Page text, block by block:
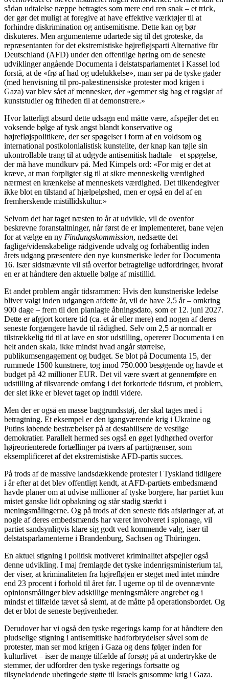
sådan udtalelse næppe betragtes som mere end ren snak – et trick,
der gør det muligt at foregive at have effektive værktøjer til at
forhindre diskrimination og antisemitisme. Dette kan og bør
diskuteres. Men argumenterne udartede sig til det groteske, da
repræsentanten for det ekstremistiske højrefløjsparti Alternative für
Deutschland (AFD) under den offentlige høring om de seneste
udviklinger angående Documenta i delstatsparlamentet i Kassel lod
forstå, at de «frø af had og udelukkelse», man ser på de tyske gader
(med henvisning til pro-palæstinensiske protester mod krigen i
Gaza) var blev sået af mennesker, der «gemmer sig bag et røgslør af
kunststudier og friheden til at demonstrere.»
Hvor latterligt absurd dette udsagn end måtte være, afspejler det en
voksende bølge af tysk angst blandt konservative og
højrefløjspolitikere, der ser spøgelser i form af en voldsom og
international postkolonialistisk kunstelite, der knap kan tøjle sin
ukontrollable trang til at udgyde antisemitisk hadtale – et spøgelse,
der må have mundkurv på. Med Kimpels ord: «For mig er det at
kræve, at man forpligter sig til at sikre menneskelig værdighed
nærmest en krænkelse af menneskets værdighed. Det tilkendegiver
ikke blot en tilstand af hjælpeløshed, men er også en del af en
fremherskende mistillidskultur.»
Selvom det har taget næsten to år at udvikle, vil de ovenfor
beskrevne foranstaltninger, når først de er implementeret, bane vejen
for at vælge en ny Findungskommission, nedsætte det
faglige/videnskabelige rådgivende udvalg og forhåbentlig inden
årets udgang præsentere den nye kunstneriske leder for Documenta
16. Især sidstnævnte vil stå overfor betragtelige udfordringer, hvoraf
en er at håndtere den aktuelle bølge af mistillid.
Et andet problem angår tidsrammen: Hvis den kunstneriske ledelse
bliver valgt inden udgangen af ​​dette år, vil de have 2,5 år – omkring
900 dage – frem til den planlagte åbningsdato, som er 12. juni 2027.
Dette er afgjort kortere tid (ca. et år eller mere) end nogen af ​​deres
seneste forgængere havde til rådighed. Selv om 2,5 år normalt er
tilstrækkelig tid til at lave en stor udstilling, opererer Documenta i en
helt anden skala, ikke mindst hvad angår størrelse,
publikumsengagement og budget. Se blot på Documenta 15, der
rummede 1500 kunstnere, tog imod 750.000 besøgende og havde et
budget på 42 millioner EUR. Det vil være svært at gennemføre en
udstilling af tilsvarende omfang i det forkortede tidsrum, et problem,
der slet ikke er blevet taget op indtil videre.
Men der er også en masse baggrundsstøj, der skal tages med i
betragtning. Et eksempel er den igangværende krig i Ukraine og
Putins løbende bestræbelser på at destabilisere de vestlige
demokratier. Parallelt hermed ses også en øget lydhørhed overfor
højreorienterede fortællinger på tværs af partigrænser, som
eksemplificeret af det ekstremistiske AFD-partis succes.
På trods af de massive landsdækkende protester i Tyskland tidligere
i år efter at det blev offentligt kendt, at AFD-partiets embedsmænd
havde planer om at udvise millioner af tyske borgere, har partiet kun
mistet ganske lidt opbakning og står stadig stærkt i
meningsmålingerne. Og på trods af den seneste tids afsløringer af, at
nogle af deres embedsmænds har været involveret i spionage, vil
partiet sandsynligvis klare sig godt ved kommende valg, især til
delstatsparlamenterne i Brandenburg, Sachsen og Thüringen.
En aktuel stigning i politisk motiveret kriminalitet afspejler også
denne udvikling. I maj fremlagde det tyske indenrigsministerium tal,
der viser, at kriminaliteten fra højrefløjen er steget med intet mindre
end 23 procent i forhold til året før. I ugerne op til de ovennævnte
opinionsmålinger blev adskillige meningsmålere angrebet og i
mindst et tilfælde tævet så slemt, at de måtte på operationsbordet. Og
det er blot de seneste begivenheder.
Derudover har vi også den tyske regerings kamp for at håndtere den
pludselige stigning i antisemitiske hadforbrydelser såvel som de
protester, man ser mod krigen i Gaza og dens følger inden for
kulturlivet – især de mange tilfælde af forsøg på at undertrykke de
stemmer, der udfordrer den tyske regerings fortsatte og
tilsyneladende ubetingede støtte til Israels grusomme krig i Gaza.